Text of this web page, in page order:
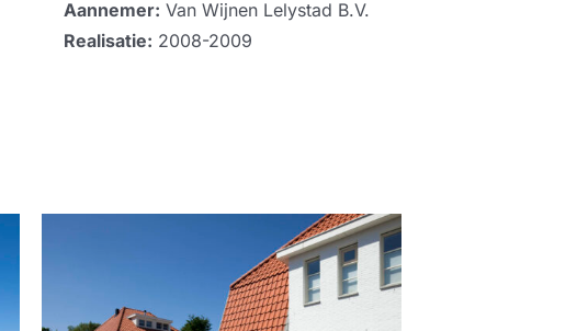
Aannemer: Van Wijnen Lelystad B.V.
Realisatie: 2008-2009